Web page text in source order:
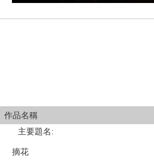
作品名稱
主要題名:
摘花